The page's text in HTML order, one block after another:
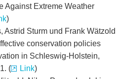
Against Extreme Weather
)
Astrid Sturm und Frank Wätzold
conservation policies
in Schleswig-Holstein,
( Link)